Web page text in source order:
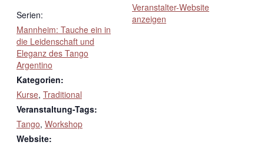
Serien:
Mannheim: Tauche ein in
die Leidenschaft und
Eleganz des Tango
Argentino
Kategorien:
Kurse, Traditional
Veranstaltung-Tags:
Tango, Workshop
Website:
Veranstalter-Website
anzeigen